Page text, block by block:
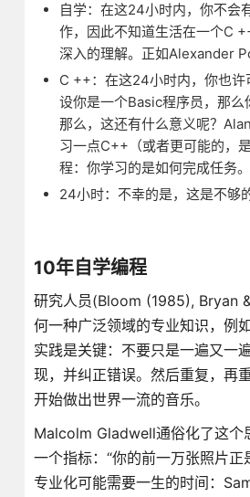
自学：在这24小时内，你不会
作，因此不知道生活在一个C
深入的理解。正如Alexander
C ++：在这24小时内，你也
设你是一个Basic程序员，那
那么，这还有什么意义呢？
习一点C++（或者更可能的，
程：你学习的是如何完成任务。
24小时：不幸的是，这是不够
10年自学编程
研究人员(Bloom (1985), Bryan
何一种广泛领域的专业知识，例
实践是关键：不要只是一遍又一
现，并纠正错误。然后重复，再
开始做出世界一流的音乐。
Malcolm Gladwell通俗化了这
一个指标：“你的前一万张照片
专业化可能需要一生的时间：